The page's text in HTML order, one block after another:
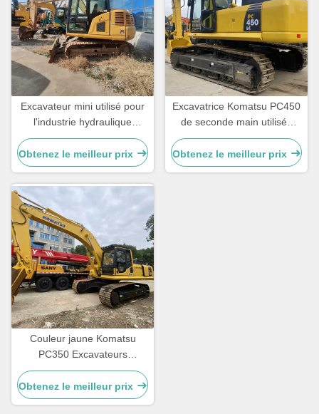
Excavateur mini utilisé pour
l'industrie hydraulique
Komatsu 70 6500 KG
Obtenez le meilleur prix
Excavatrice Komatsu PC450
de seconde main utilisée
pour la construction
Obtenez le meilleur prix
Couleur jaune Komatsu
PC350 Excavateurs
Komatsu utilisés 32300 kg
Pour la construction et
l'exploitation minière
Obtenez le meilleur prix